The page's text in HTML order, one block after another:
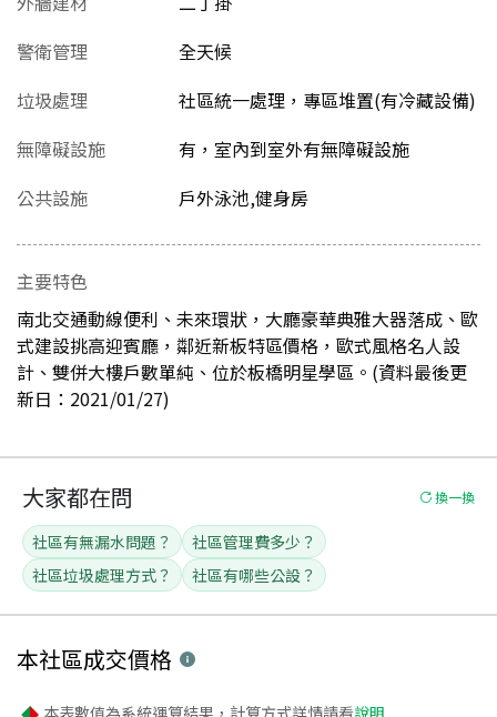
警衛管理
全天候
垃圾處理
社區統一處理，專區堆置(有冷藏設備)
無障礙設施
有，室內到室外有無障礙設施
公共設施
戶外泳池,健身房
主要特色
南北交通動線便利、未來環狀，大廳豪華典雅大器落成、歐
式建設挑高迎賓廳，鄰近新板特區價格，歐式風格名人設
計、雙併大樓戶數單純、位於板橋明星學區。(資料最後更
新日：2021/01/27)
大家都在問 換一換
社區有無漏水問題？
社區管理費多少？
社區垃圾處理方式？
社區有哪些公設？
本社區成交價格